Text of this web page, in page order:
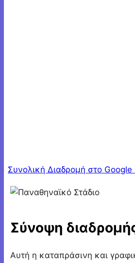
Συνολική Διαδρομή στο Google
Σύνοψη
Αυτή η καταπράσινη και